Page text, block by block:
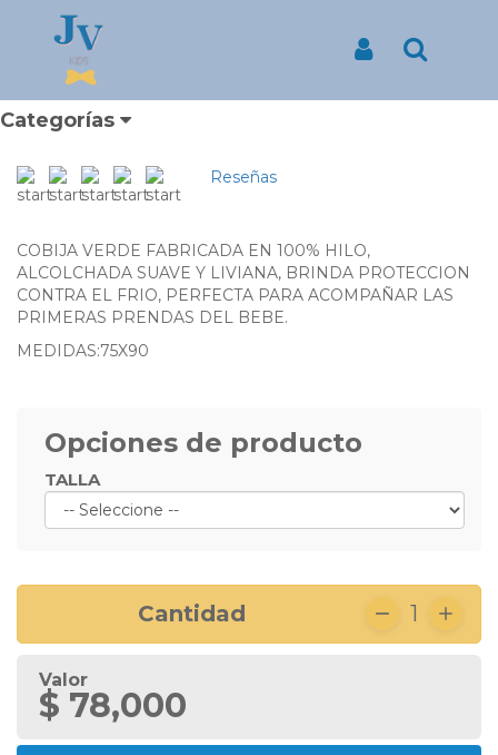
Categorías
Productos
COBIJA DE HILO COLOR
VERDE
¿DONDE PUEDO COMPRAR COBIJAS PARA BEBE?
Reseñas
COBIJA VERDE FABRICADA EN 100% HILO,
ALCOLCHADA SUAVE Y LIVIANA, BRINDA PROTECCION
CONTRA EL FRIO, PERFECTA PARA ACOMPAÑAR LAS
PRIMERAS PRENDAS DEL BEBE.
MEDIDAS:75X90
Opciones de producto
TALLA
Cantidad 1
Valor
$ 78,000